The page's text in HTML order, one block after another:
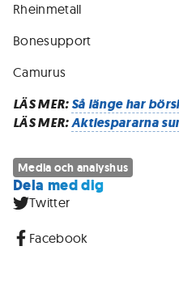
Rheinmetall
Bonesupport
Camurus
LÄS MER:Så länge har
LÄS MER:Aktiespararna
Media och analyshus
Dela med dig
Twitter
Facebook